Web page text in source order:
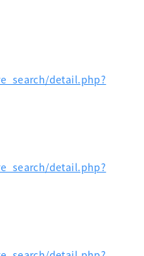
detail.php?
detail.php?